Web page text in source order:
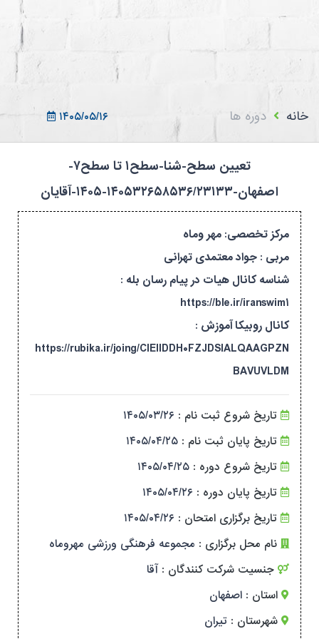
۱۴۰۵/۰۵/۱۶
خانه دوره ها
تعیین سطح-شنا-سطح۱ تا سطح۷-
اصفهان-۱۴۰۵۳۲۶۵۸۵۳۶/۲۳۱۳۳-۱۴۰۵-آقایان
مرکز تخصصی: مهر وماه
مربی : جواد معتمدی تهرانی
شناسه کانال هیات در پیام رسان بله :
https://ble.ir/iranswim۱
کانال روبیکا آموزش :
https://rubika.ir/joing/CIEIIDDH۰FZJDSIALQAAGPZN
BAVUVLDM
تاریخ شروع ثبت نام : ۱۴۰۵/۰۳/۲۶
تاریخ پایان ثبت نام : ۱۴۰۵/۰۴/۲۵
تاریخ شروع دوره : ۱۴۰۵/۰۴/۲۵
تاریخ پایان دوره : ۱۴۰۵/۰۴/۲۶
تاریخ برگزاری امتحان : ۱۴۰۵/۰۴/۲۶
نام محل برگزاری : مجموعه فرهنگی ورزشی مهروماه
جنسیت شرکت کنندگان : آقا
استان : اصفهان
شهرستان : تیران